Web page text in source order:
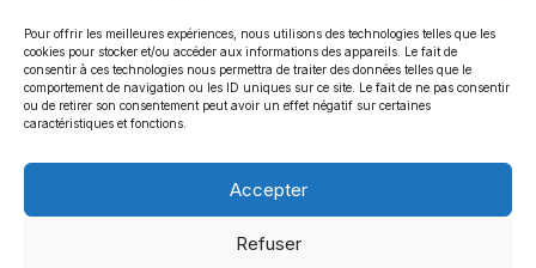
Pour offrir les meilleures expériences, nous utilisons des technologies telles que les
cookies pour stocker et/ou accéder aux informations des appareils. Le fait de
consentir à ces technologies nous permettra de traiter des données telles que le
comportement de navigation ou les ID uniques sur ce site. Le fait de ne pas consentir
ou de retirer son consentement peut avoir un effet négatif sur certaines
caractéristiques et fonctions.
Accepter
Refuser
CommStrat
6 rue de Saint-Petersbourg
75008
+33 1 44 90 01 46